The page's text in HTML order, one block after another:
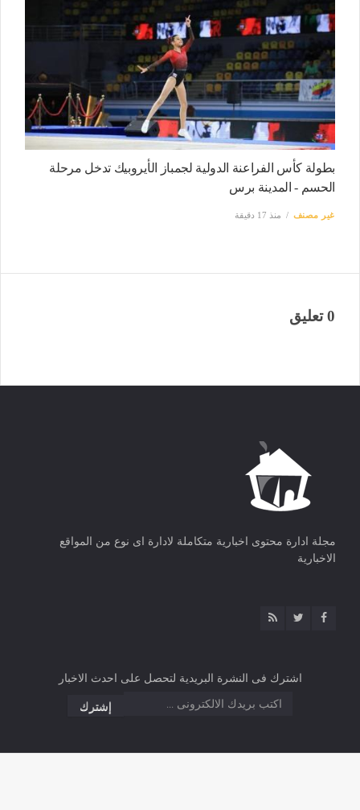
بطولة كأس الفراعنة الدولية لجمباز الأيروبيك تدخل مرحلة
الحسم - المدينة برس
غير مصنف منذ 17 دقيقة
0 تعليق
مجلة ادارة محتوى اخبارية متكاملة لادارة اى نوع من المواقع
الاخبارية
اشترك فى النشرة البريدية لتحصل على احدث الاخبار